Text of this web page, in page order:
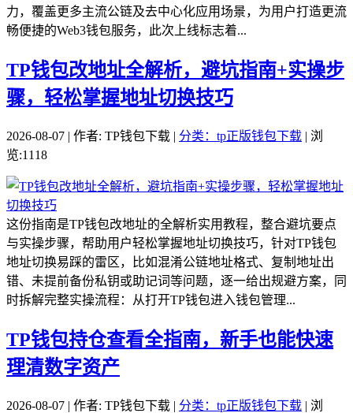
力，覆盖更多主流公链及去中心化应用场景，为用户打造更流
畅便捷的Web3钱包服务，此次上线标志着...
TP钱包改地址全解析，避坑指南+实操步
骤，轻松掌握地址切换技巧
2026-08-07 | 作者: TP钱包下载 | 分类：tp正版钱包下载 | 浏
览:1118
这份指南是TP钱包改地址的全解析实用教程，整合避坑要点
与实操步骤，帮助用户轻松掌握地址切换技巧，针对TP钱包
地址切换易踩的雷区，比如混淆公链地址格式、复制地址出
错、未提前备份私钥或助记词等问题，逐一给出规避方案，同
时拆解完整实操流程：从打开TP钱包进入钱包管理...
TP钱包持仓查看全指南，新手也能快速
理清数字资产
2026-08-07 | 作者: TP钱包下载 | 分类：tp正版钱包下载 | 浏